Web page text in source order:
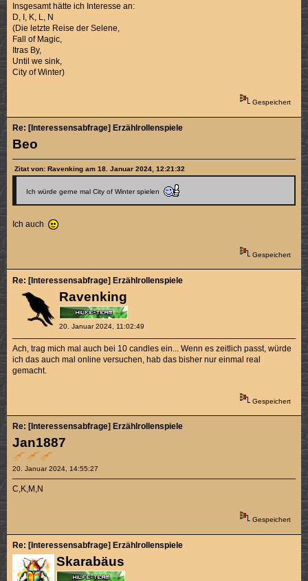
Insgesamt hätte ich Interesse an:
D, I, K, L, N
(Die letzte Reise der Selene,
Fall of Magic,
Itras By,
Until we sink,
City of Winter)
Gespeichert
Beo
Re: [Interessensabfrage] Erzählrollenspiele
Zitat von: Ravenking am 18. Januar 2024, 12:21:32
Ich würde gerne mal City of Winter spielen
Ich auch
Gespeichert
Ravenking
20. Januar 2024, 11:02:49
Re: [Interessensabfrage] Erzählrollenspiele
Ach, trag mich mal auch bei 10 candles ein... Wenn es zeitlich passt, würde
ich das auch mal online versuchen, hab das bisher nur einmal real
gemacht.
Gespeichert
Jan1887
20. Januar 2024, 14:55:27
Re: [Interessensabfrage] Erzählrollenspiele
C,K,M,N
Gespeichert
Skarabäus
Re: [Interessensabfrage] Erzählrollenspiele